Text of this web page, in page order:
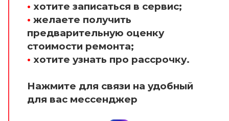
• хотите записаться в сервис;
• желаете получить
предварительную оценку
стоимости ремонта;
• хотите узнать про рассрочку.
Нажмите для связи на удобный
для вас мессенджер